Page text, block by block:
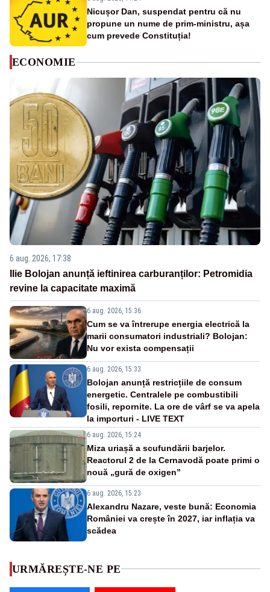
Nicușor Dan, suspendat pentru că nu
propune un nume de prim-ministru, așa
cum prevede Constituția!
ECONOMIE
6 aug. 2026, 17:38
Ilie Bolojan anunță ieftinirea carburanților: Petromidia
revine la capacitate maximă
6 aug. 2026, 15:36
Cum se va întrerupe energia electrică la
marii consumatori industriali? Bolojan:
Nu vor exista compensații
6 aug. 2026, 15:33
Bolojan anunță restricțiile de consum
energetic. Centralele pe combustibili
fosili, repornite. La ore de vârf se va apela
la importuri - LIVE TEXT
6 aug. 2026, 15:24
Miza uriașă a scufundării barjelor.
Reactorul 2 de la Cernavodă poate primi o
nouă „gură de oxigen”
6 aug. 2026, 15:23
Alexandru Nazare, veste bună: Economia
României va crește în 2027, iar inflația va
scădea
URMĂREȘTE-NE PE